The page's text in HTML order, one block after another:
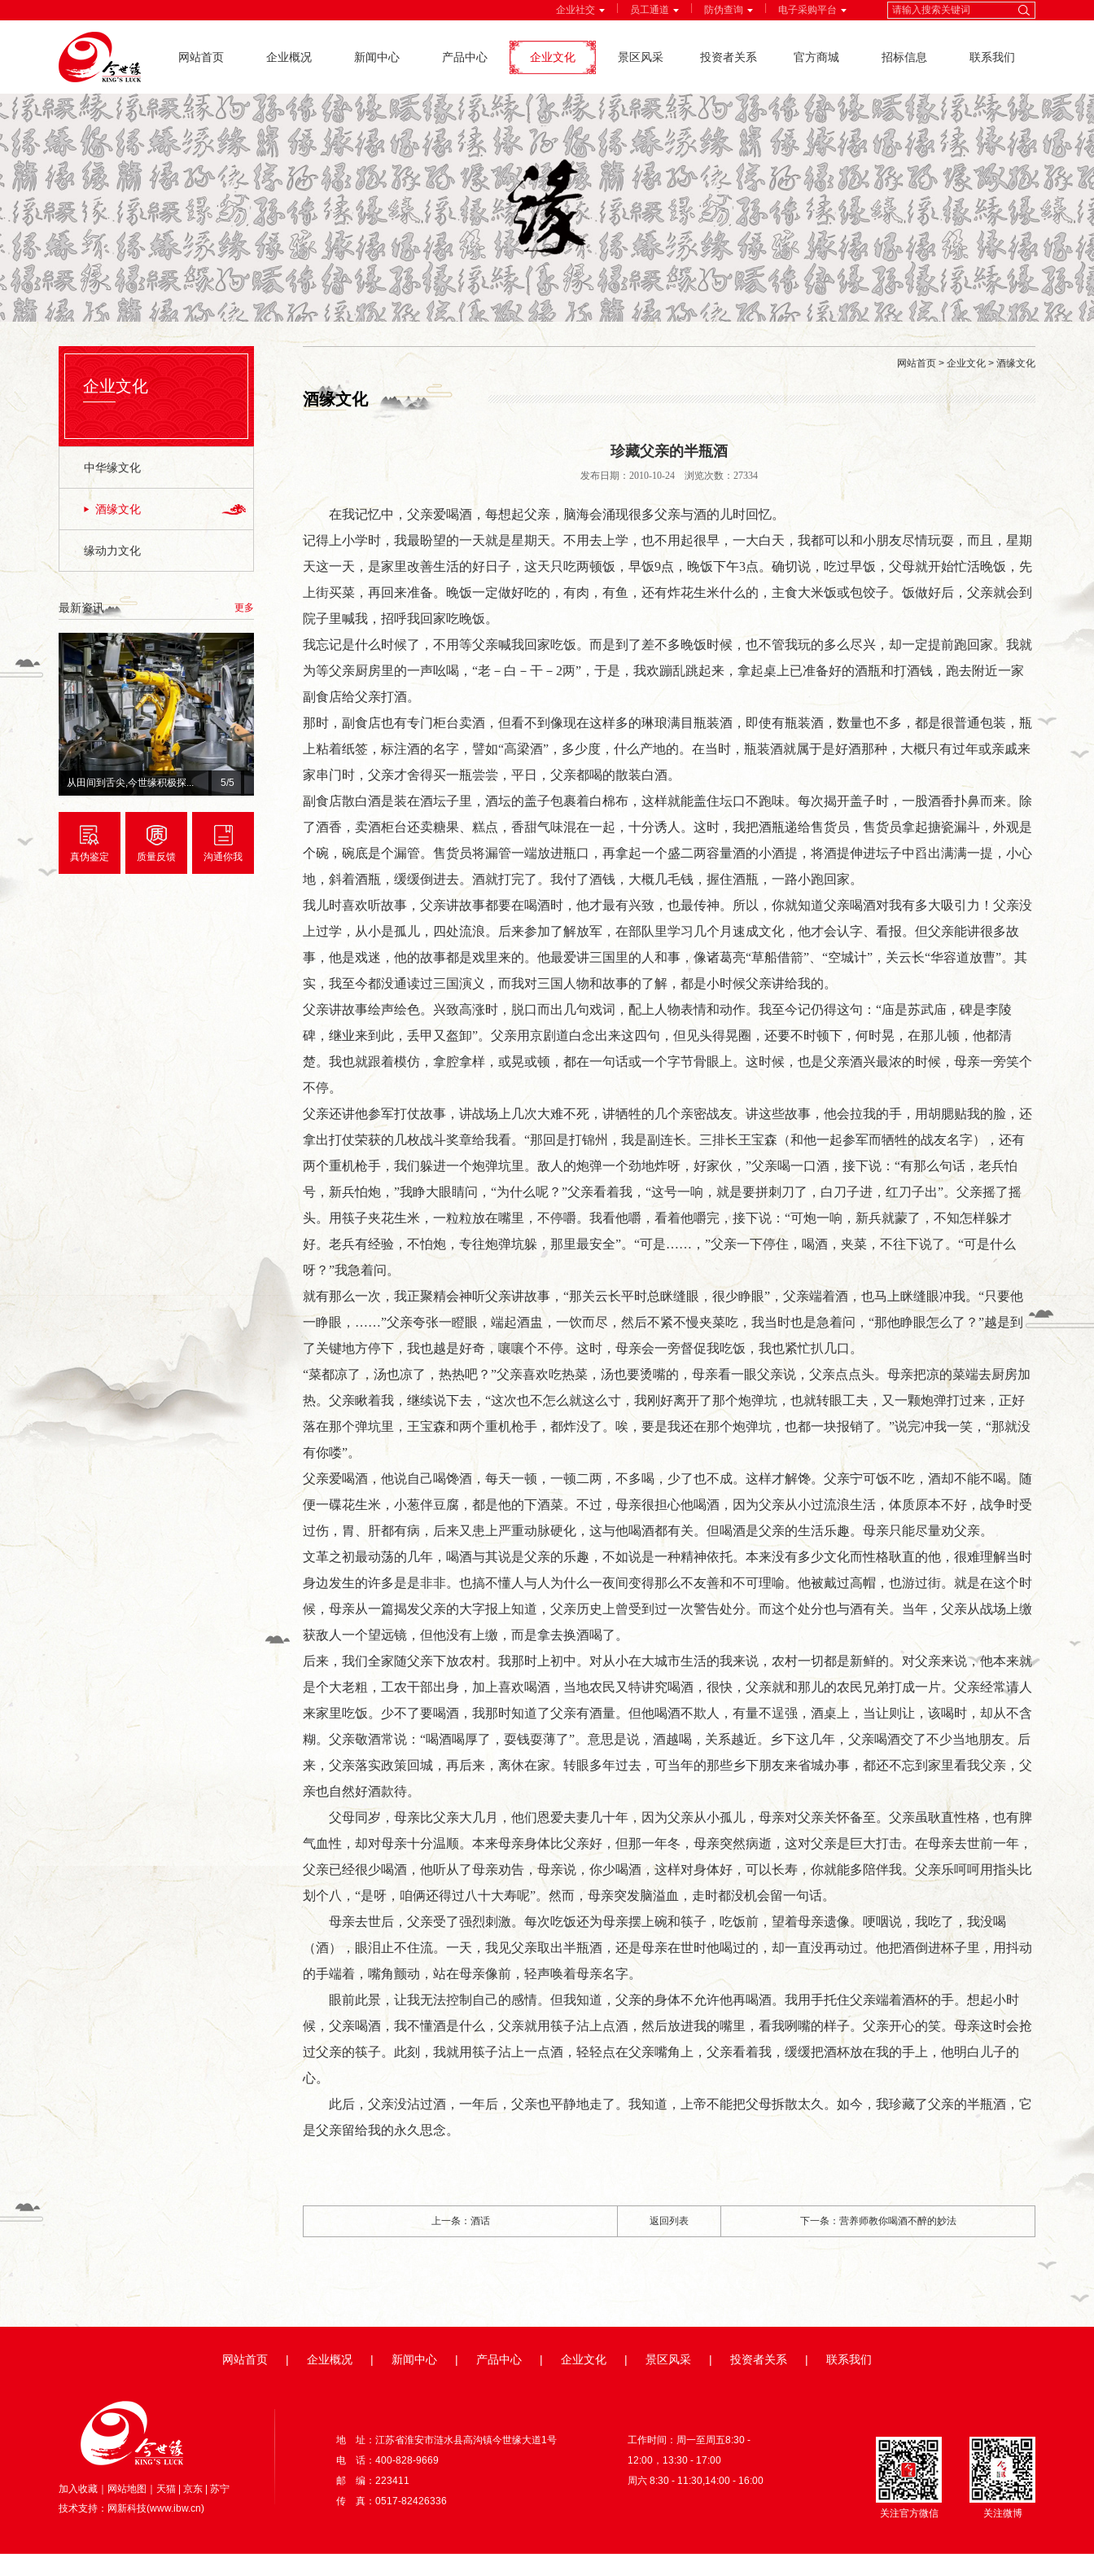
企业社交 员工通道 防伪查询 电子采购平台
网站首页 企业概况 新闻中心 产品中心 企业文化 景区风采 投资者关系 官方商城 招标信息 联系我们
企业文化
中华缘文化
酒缘文化
缘动力文化
最新资讯 更多
1/5
总台×今世缘官宣！李宇春、... 赓续红色初心 深耕惠民善举... 超级工厂开箱记｜以数智之力... 山海隔不断热爱！国缘牵线，... 从田间到舌尖,今世缘积极探...
真伪鉴定 质量反馈 沟通你我
网站首页 > 企业文化 > 酒缘文化
酒缘文化
珍藏父亲的半瓶酒
发布日期：2010-10-24 浏览次数：27334
在我记忆中，父亲爱喝酒，每想起父亲，脑海会涌现很多父亲与酒的儿时回忆。
记得上小学时，我最盼望的一天就是星期天。不用去上学，也不用起很早，一大白天，我都可以和小朋友尽情玩耍，而且，星期
天这一天，是家里改善生活的好日子，这天只吃两顿饭，早饭9点，晚饭下午3点。确切说，吃过早饭，父母就开始忙活晚饭，先
上街买菜，再回来准备。晚饭一定做好吃的，有肉，有鱼，还有炸花生米什么的，主食大米饭或包饺子。饭做好后，父亲就会到
院子里喊我，招呼我回家吃晚饭。
我忘记是什么时候了，不用等父亲喊我回家吃饭。而是到了差不多晚饭时候，也不管我玩的多么尽兴，却一定提前跑回家。我就
为等父亲厨房里的一声吆喝，“老－白－干－2两”，于是，我欢蹦乱跳起来，拿起桌上已准备好的酒瓶和打酒钱，跑去附近一家
副食店给父亲打酒。
那时，副食店也有专门柜台卖酒，但看不到像现在这样多的琳琅满目瓶装酒，即使有瓶装酒，数量也不多，都是很普通包装，瓶
上粘着纸签，标注酒的名字，譬如“高梁酒”，多少度，什么产地的。在当时，瓶装酒就属于是好酒那种，大概只有过年或亲戚来
家串门时，父亲才舍得买一瓶尝尝，平日，父亲都喝的散装白酒。
副食店散白酒是装在酒坛子里，酒坛的盖子包裹着白棉布，这样就能盖住坛口不跑味。每次揭开盖子时，一股酒香扑鼻而来。除
了酒香，卖酒柜台还卖糖果、糕点，香甜气味混在一起，十分诱人。这时，我把酒瓶递给售货员，售货员拿起搪瓷漏斗，外观是
个碗，碗底是个漏管。售货员将漏管一端放进瓶口，再拿起一个盛二两容量酒的小酒提，将酒提伸进坛子中舀出满满一提，小心
地，斜着酒瓶，缓缓倒进去。酒就打完了。我付了酒钱，大概几毛钱，握住酒瓶，一路小跑回家。
我儿时喜欢听故事，父亲讲故事都要在喝酒时，他才最有兴致，也最传神。所以，你就知道父亲喝酒对我有多大吸引力！父亲没
上过学，从小是孤儿，四处流浪。后来参加了解放军，在部队里学习几个月速成文化，他才会认字、看报。但父亲能讲很多故
事，他是戏迷，他的故事都是戏里来的。他最爱讲三国里的人和事，像诸葛亮“草船借箭”、“空城计”，关云长“华容道放曹”。其
实，我至今都没通读过三国演义，而我对三国人物和故事的了解，都是小时候父亲讲给我的。
父亲讲故事绘声绘色。兴致高涨时，脱口而出几句戏词，配上人物表情和动作。我至今记仍得这句：“庙是苏武庙，碑是李陵
碑，继业来到此，丢甲又盔卸”。父亲用京剧道白念出来这四句，但见头得晃圈，还要不时顿下，何时晃，在那儿顿，他都清
楚。我也就跟着模仿，拿腔拿样，或晃或顿，都在一句话或一个字节骨眼上。这时候，也是父亲酒兴最浓的时候，母亲一旁笑个
不停。
父亲还讲他参军打仗故事，讲战场上几次大难不死，讲牺牲的几个亲密战友。讲这些故事，他会拉我的手，用胡腮贴我的脸，还
拿出打仗荣获的几枚战斗奖章给我看。“那回是打锦州，我是副连长。三排长王宝森（和他一起参军而牺牲的战友名字），还有
两个重机枪手，我们躲进一个炮弹坑里。敌人的炮弹一个劲地炸呀，好家伙，”父亲喝一口酒，接下说：“有那么句话，老兵怕
号，新兵怕炮，”我睁大眼睛问，“为什么呢？”父亲看着我，“这号一响，就是要拼刺刀了，白刀子进，红刀子出”。父亲摇了摇
头。用筷子夹花生米，一粒粒放在嘴里，不停嚼。我看他嚼，看着他嚼完，接下说：“可炮一响，新兵就蒙了，不知怎样躲才
好。老兵有经验，不怕炮，专往炮弹坑躲，那里最安全”。“可是……，”父亲一下停住，喝酒，夹菜，不往下说了。“可是什么
呀？”我急着问。
就有那么一次，我正聚精会神听父亲讲故事，“那关云长平时总眯缝眼，很少睁眼”，父亲端着酒，也马上眯缝眼冲我。“只要他
一睁眼，……”父亲夸张一瞪眼，端起酒盅，一饮而尽，然后不紧不慢夹菜吃，我当时也是急着问，“那他睁眼怎么了？”越是到
了关键地方停下，我也越是好奇，嚷嚷个不停。这时，母亲会一旁督促我吃饭，我也紧忙扒几口。
“菜都凉了，汤也凉了，热热吧？”父亲喜欢吃热菜，汤也要烫嘴的，母亲看一眼父亲说，父亲点点头。母亲把凉的菜端去厨房加
热。父亲瞅着我，继续说下去，“这次也不怎么就这么寸，我刚好离开了那个炮弹坑，也就转眼工夫，又一颗炮弹打过来，正好
落在那个弹坑里，王宝森和两个重机枪手，都炸没了。唉，要是我还在那个炮弹坑，也都一块报销了。”说完冲我一笑，“那就没
有你喽”。
父亲爱喝酒，他说自己喝馋酒，每天一顿，一顿二两，不多喝，少了也不成。这样才解馋。父亲宁可饭不吃，酒却不能不喝。随
便一碟花生米，小葱伴豆腐，都是他的下酒菜。不过，母亲很担心他喝酒，因为父亲从小过流浪生活，体质原本不好，战争时受
过伤，胃、肝都有病，后来又患上严重动脉硬化，这与他喝酒都有关。但喝酒是父亲的生活乐趣。母亲只能尽量劝父亲。
文革之初最动荡的几年，喝酒与其说是父亲的乐趣，不如说是一种精神依托。本来没有多少文化而性格耿直的他，很难理解当时
身边发生的许多是是非非。也搞不懂人与人为什么一夜间变得那么不友善和不可理喻。他被戴过高帽，也游过街。就是在这个时
候，母亲从一篇揭发父亲的大字报上知道，父亲历史上曾受到过一次警告处分。而这个处分也与酒有关。当年，父亲从战场上缴
获敌人一个望远镜，但他没有上缴，而是拿去换酒喝了。
后来，我们全家随父亲下放农村。我那时上初中。对从小在大城市生活的我来说，农村一切都是新鲜的。对父亲来说，他本来就
是个大老粗，工农干部出身，加上喜欢喝酒，当地农民又特讲究喝酒，很快，父亲就和那儿的农民兄弟打成一片。父亲经常请人
来家里吃饭。少不了要喝酒，我那时知道了父亲有酒量。但他喝酒不欺人，有量不逞强，酒桌上，当让则让，该喝时，却从不含
糊。父亲敬酒常说：“喝酒喝厚了，耍钱耍薄了”。意思是说，酒越喝，关系越近。乡下这几年，父亲喝酒交了不少当地朋友。后
来，父亲落实政策回城，再后来，离休在家。转眼多年过去，可当年的那些乡下朋友来省城办事，都还不忘到家里看我父亲，父
亲也自然好酒款待。
父母同岁，母亲比父亲大几月，他们恩爱夫妻几十年，因为父亲从小孤儿，母亲对父亲关怀备至。父亲虽耿直性格，也有脾
气血性，却对母亲十分温顺。本来母亲身体比父亲好，但那一年冬，母亲突然病逝，这对父亲是巨大打击。在母亲去世前一年，
父亲已经很少喝酒，他听从了母亲劝告，母亲说，你少喝酒，这样对身体好，可以长寿，你就能多陪伴我。父亲乐呵呵用指头比
划个八，“是呀，咱俩还得过八十大寿呢”。然而，母亲突发脑溢血，走时都没机会留一句话。
母亲去世后，父亲受了强烈刺激。每次吃饭还为母亲摆上碗和筷子，吃饭前，望着母亲遗像。哽咽说，我吃了，我没喝
（酒），眼泪止不住流。一天，我见父亲取出半瓶酒，还是母亲在世时他喝过的，却一直没再动过。他把酒倒进杯子里，用抖动
的手端着，嘴角颤动，站在母亲像前，轻声唤着母亲名字。
眼前此景，让我无法控制自己的感情。但我知道，父亲的身体不允许他再喝酒。我用手托住父亲端着酒杯的手。想起小时
候，父亲喝酒，我不懂酒是什么，父亲就用筷子沾上点酒，然后放进我的嘴里，看我咧嘴的样子。父亲开心的笑。母亲这时会抢
过父亲的筷子。此刻，我就用筷子沾上一点酒，轻轻点在父亲嘴角上，父亲看着我，缓缓把酒杯放在我的手上，他明白儿子的
心。
此后，父亲没沾过酒，一年后，父亲也平静地走了。我知道，上帝不能把父母拆散太久。如今，我珍藏了父亲的半瓶酒，它
是父亲留给我的永久思念。
上一条：酒话 返回列表 下一条：营养师教你喝酒不醉的妙法
网站首页 | 企业概况 | 新闻中心 | 产品中心 | 企业文化 | 景区风采 | 投资者关系 | 联系我们
加入收藏 网站地图 天猫 京东
苏宁
技术支持： 网新科技(www.ibw.cn)
地 址：江苏省淮安市涟水县高沟镇今世缘大道1号
工作时间：周一至周五8:30 -
12:00，13:30 - 17:00
周六 8:30 - 11:30,14:00 - 16:00
电 话：400-828-9669
邮 编：223411
传 真：0517-82426336
关注官方微信
关注微博